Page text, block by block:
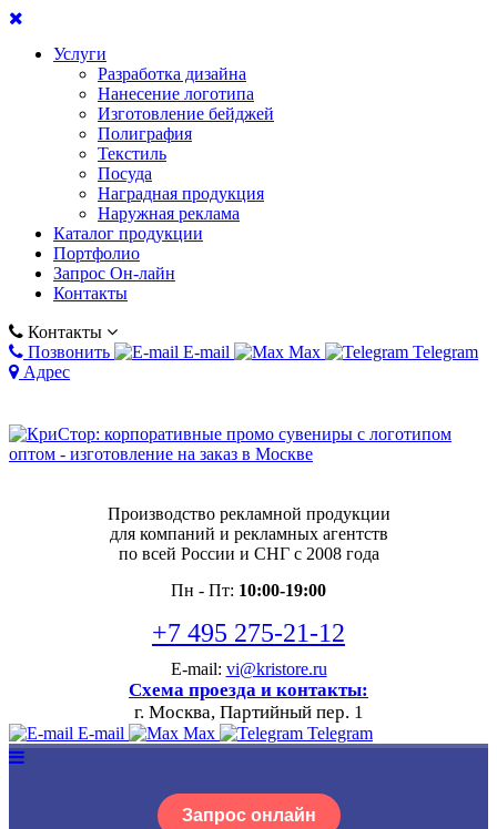
Услуги
Разработка дизайна
Нанесение логотипа
Изготовление бейджей
Полиграфия
Текстиль
Посуда
Наградная продукция
Наружная реклама
Каталог продукции
Портфолио
Запрос Он-лайн
Контакты
Контакты
Позвонить
E-mail Max
Telegram
Адрес
Производство рекламной продукции
для компаний и рекламных агентств
по всей России и СНГ с 2008 года
Пн - Пт: 10:00-19:00
+7 495 275-21-12
E-mail: vi@kristore.ru
Схема проезда и контакты:
г. Москва, Партийный пер. 1
E-mail Max Telegram
Запрос онлайн